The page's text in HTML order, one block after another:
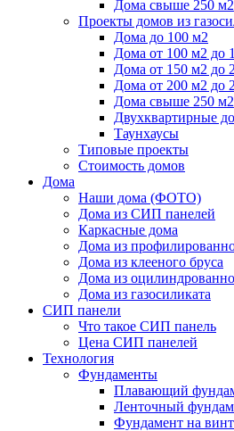
Дома свыше 250 м2
Проекты домов из
Дома до 100 м2
Дома от 100 м2 до
Дома от 150 м2 до
Дома от 200 м2 до
Дома свыше 250 м2
Двухквартирные
Таунхаусы
Типовые проекты
Стоимость домов
Дома
Наши дома (ФОТО)
Дома из СИП панелей
Каркасные дома
Дома из
Дома из клееного бруса
Дома из
Дома из газосиликата
СИП панели
Что такое СИП панель
Цена СИП панелей
Технология
Фундаменты
Плавающий
Ленточный
Фундамент на